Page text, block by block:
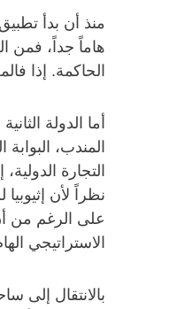
منذ أن بدأ
هاماً جداً، فمن
الحاكمة. إذا
أما الدولة
المندب،
نظراً لأن
على الرغم من
الاستراتيجي
بالانتقال إلى